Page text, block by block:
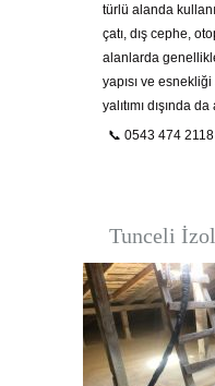
türlü alanda
çatı, dış cephe,
alanlarda
yapısı ve
yalıtımı dışında
📞 0543 474
Tunceli